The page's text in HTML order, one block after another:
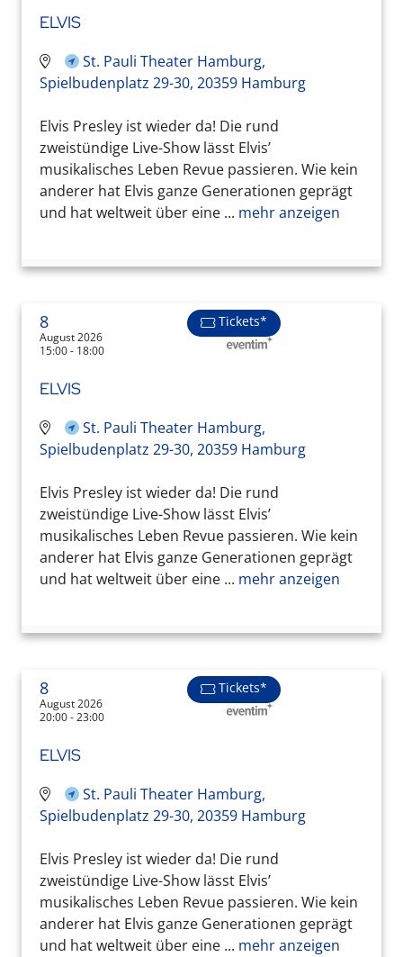
ELVIS
St. Pauli Theater Hamburg,
Spielbudenplatz 29-30, 20359 Hamburg
Elvis Presley ist wieder da! Die rund
zweistündige Live-Show lässt Elvis’
musikalisches Leben Revue passieren. Wie kein
anderer hat Elvis ganze Generationen geprägt
und hat weltweit über eine ... mehr anzeigen
8
August 2026
15:00 - 18:00
Tickets*
ELVIS
St. Pauli Theater Hamburg,
Spielbudenplatz 29-30, 20359 Hamburg
Elvis Presley ist wieder da! Die rund
zweistündige Live-Show lässt Elvis’
musikalisches Leben Revue passieren. Wie kein
anderer hat Elvis ganze Generationen geprägt
und hat weltweit über eine ... mehr anzeigen
8
August 2026
20:00 - 23:00
Tickets*
ELVIS
St. Pauli Theater Hamburg,
Spielbudenplatz 29-30, 20359 Hamburg
Elvis Presley ist wieder da! Die rund
zweistündige Live-Show lässt Elvis’
musikalisches Leben Revue passieren. Wie kein
anderer hat Elvis ganze Generationen geprägt
und hat weltweit über eine ... mehr anzeigen